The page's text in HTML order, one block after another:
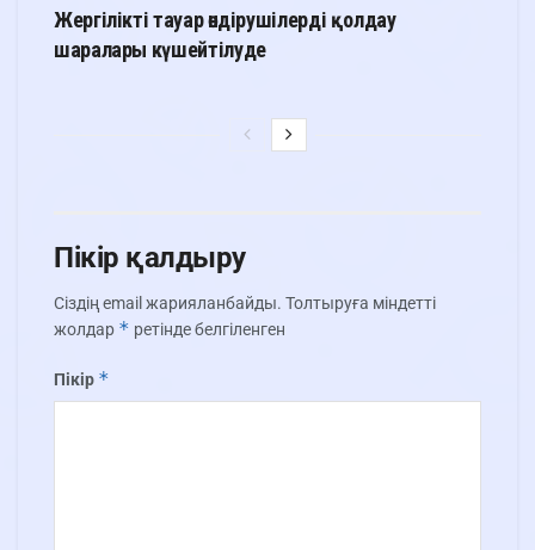
Жергілікті тауар өндірушілерді қолдау
шаралары күшейтілуде
Пікір қалдыру
Сіздің email жарияланбайды. Толтыруға міндетті
жолдар * ретінде белгіленген
Пікір *